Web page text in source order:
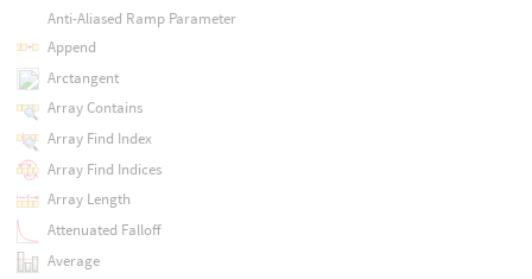
Anti-Aliased Ramp Parameter
Append
Arctangent
Array Contains
Array Find Index
Array Find Indices
Array Length
Attenuated Falloff
Average